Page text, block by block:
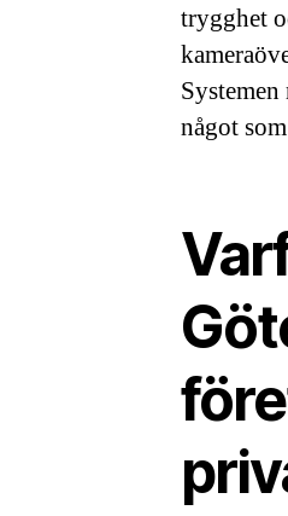
trygghet
Systemen
något